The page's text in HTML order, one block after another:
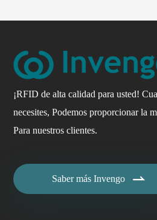
¡RFID de alta calidad para usted!
necesites, Podemos proporcionar la
Para nuestros clientes.
Saber más Invengo 